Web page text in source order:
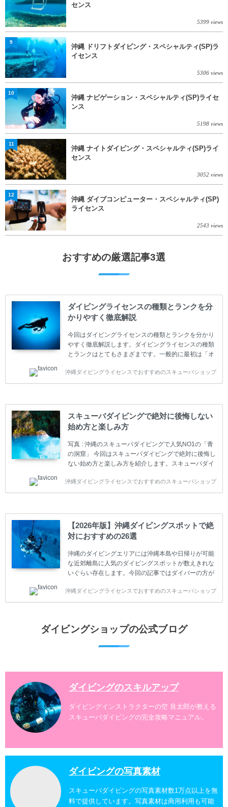
センス
5399 views
沖縄 ドリフトダイビング・スペシャルティ(SP)ラ
イセンス
5306 views
9
沖縄 ナビゲーション・スペシャルティ(SP)ライセ
ンス
5198 views
10
沖縄 ナイトダイビング・スペシャルティ(SP)ライ
センス
3052 views
11
沖縄 ダイブコンピューター・スペシャルティ(SP)
ライセンス
2543 views
12
おすすめの厳選記事3選
ダイビングライセンスの種類とランクを分
かりやすく徹底解説
今回はダイビングライセンスの種類とランクを分かり
やすく徹底解説します。ダイビングライセンスの種類
とランクはとてもさまざまです。一般的に最初は「オ
す。 ダイビングのライセンスカードはダイビングの教
育機関もしくは指導団体が発行しています。教育機関
ダイバーの育成・指導や安全管理、環境保全などの活
動をしています。 ダイビングライセンスの種類はエン
トリーレベルのライセンスからプロレベルのライセン
スまでランク分けされています。各教育機関(指導団
体)によってライセンスカードの名称、トレーニング内
容に違いがありま...
沖縄ダイビングライセンスでおすすめのスキューバショップ
スキューバダイビングで絶対に後悔しない
始め方と楽しみ方
写真 : 沖縄のスキューバダイビングで人気NO1の「青
の洞窟」 今回はスキューバダイビングで絶対に後悔し
ない始め方と楽しみ方を紹介します。スキューバダイ
やまだ始めて間もない初心者の方に必見の内容です。
スキューバダイビングの始め方と楽しみ方について学
ててしまうと、せっかく楽しみにしていたスキューバ
ダイビングが台無しになり後悔することになってしま
うかもしれません。 又、スキューバダイビングは事故
のリスクがあるスポーツでもあります。もしかしたら
危険な思いをしてしまうかもしれません。 今回は現地
ダイビング...
沖縄ダイビングライセンスでおすすめのスキューバショップ
【2026年版】沖縄ダイビングスポットで絶
対におすすめの26選
沖縄のダイビングエリアには沖縄本島や日帰りが可能
な近郊離島に人気のダイビングスポットが数えきれな
いぐらい存在します。今回の記事ではダイバーの方が
グスポットを紹介します。 当スクールは、沖縄本島で
は北谷町、嘉手納町、読谷村、恩納村、名護市、本部
案内しております。 ダイビングライセンスをお持ちの
沖縄ダイビングライセンスでおすすめのスキューバショップ
ダイビングショップの公式ブログ
ダイビングのスキルアップ
ダイビングインストラクターの空 良太郎が教える
スキューバダイビングの完全攻略マニュアル。
ダイビングの写真素材
スキューバダイビングの写真素材数1万点以上を無
料で提供しています。写真素材は商用利用も可能